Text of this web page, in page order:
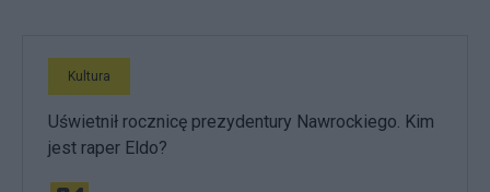
Kultura
Uświetnił rocznicę prezydentury Nawrockiego. Kim
jest raper Eldo?